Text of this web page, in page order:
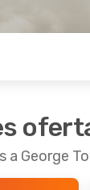
a George